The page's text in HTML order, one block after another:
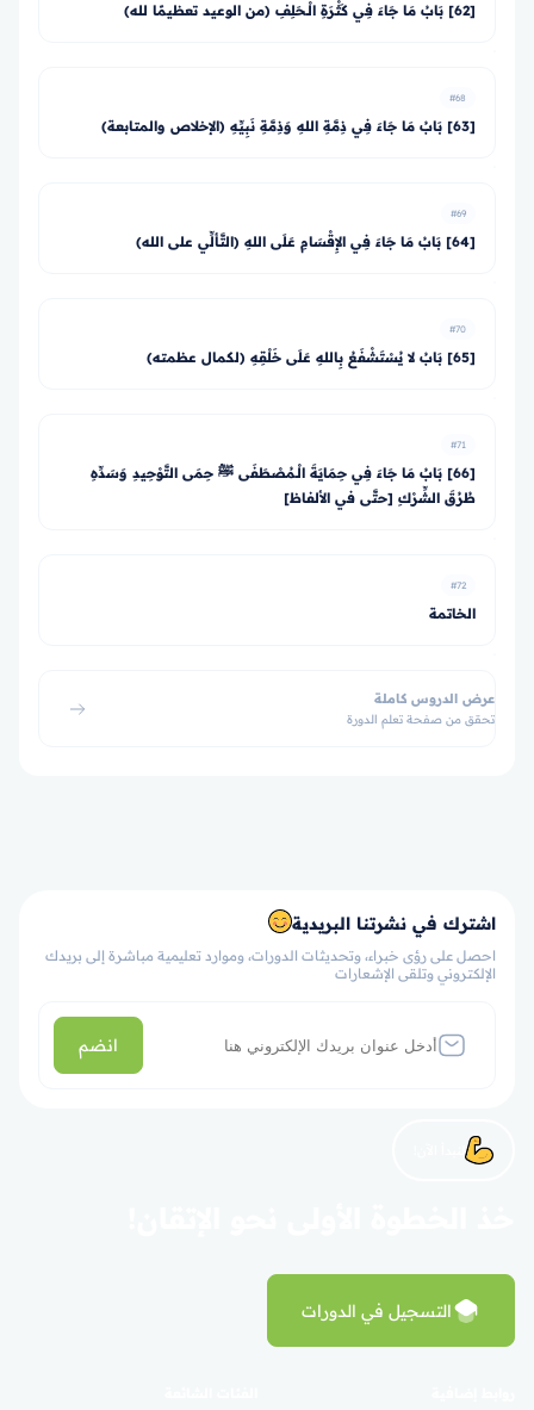
[62] بَابُ مَا جَاءَ فِي كَثْرَةِ الْـحَلِفِ (من الوعيد تعظيمًا لله)
#68
[63] بَابُ مَا جَاءَ فِي ذِمَّةِ اللهِ وَذِمَّةِ نَبِيِّهِ (الإخلاص والمتابعة)
#69
[64] بَابُ مَا جَاءَ فِي الإِقْسَامِ عَلَى اللهِ (التَّألِّي على الله)
#70
[65] بَابُ لا يُسْتَشْفَعُ بِاللهِ عَلَى خَلْقِهِ (لكمال عظمته)
#71
[66] بَابُ مَا جَاءَ فِي حِمَايَةَ الْـمُصْطَفَى ﷺ حِمَى التَّوْحِيدِ وَسَدِّهِ
طُرُقَ الشِّرْكِ [حتَّى في الألفاظ]
#72
الخاتمة
عرض الدروس كاملة
تحقق من صفحة تعلم الدورة
اشترك في نشرتنا البريدية
احصل على رؤى خبراء، وتحديثات الدورات، وموارد تعليمية مباشرة إلى بريدك
الإلكتروني وتلقى الإشعارات
انضم
التسجيل في الدورات